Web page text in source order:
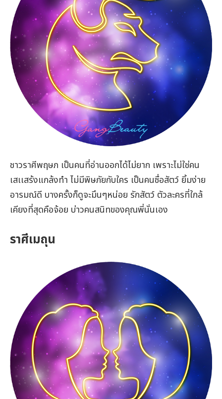
ชาวราศีพฤษภ เป็นคนที่อ่านออกได้ไม่ยาก เพราะไม่ใช่คน
เสเเสร้งแกล้งทำ ไม่มีพิษภัยกับใคร เป็นคนซื่อสัตว์ ยิ้มง่าย
อารมณ์ดี บางครั้งก็ดูจะมึนๆหน่อย รักสัตว์ ตัวละครที่ใกล้
เคียงที่สุดคือจ้อย บ่าวคนสนิทของคุณพี่นั่นเอง
ราศีเมถุน